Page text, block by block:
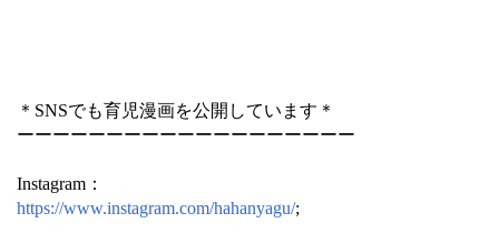
＊SNSでも育児漫画を公開しています＊
ーーーーーーーーーーーーーーーーーーー
Instagram：
https://www.instagram.com/hahanyagu/;